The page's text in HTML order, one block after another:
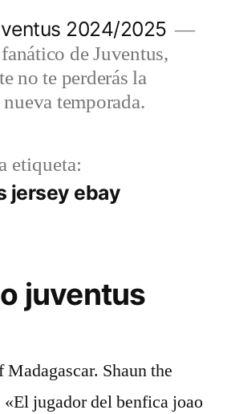
2024/2025
de Juventus,
no te perderás la
temporada.
etiqueta:
jersey ebay
juventus
Madagascar. Shaun the
jugador del benfica joao